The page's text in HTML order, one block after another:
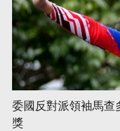
委國反對派領袖馬查
獎